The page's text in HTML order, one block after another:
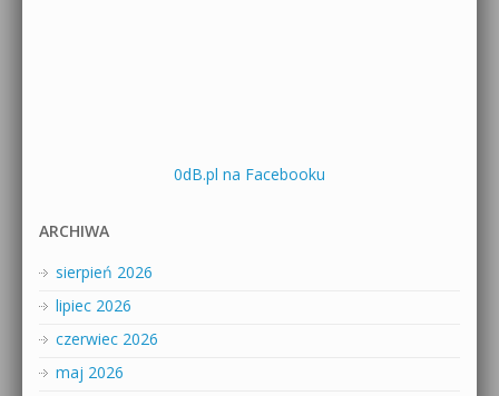
0dB.pl na Facebooku
ARCHIWA
sierpień 2026
lipiec 2026
czerwiec 2026
maj 2026